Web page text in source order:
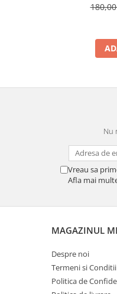
Nu
Vreau sa
Afla mai
MAGAZINUL
Despre noi
Termeni si Conditii
Politica de